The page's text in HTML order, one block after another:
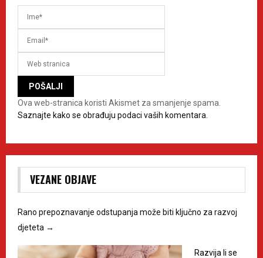
Ova web-stranica koristi Akismet za smanjenje spama.
Saznajte kako se obrađuju podaci vaših komentara.
VEZANE OBJAVE
Rano prepoznavanje odstupanja može biti ključno za razvoj
djeteta →
Razvija li se